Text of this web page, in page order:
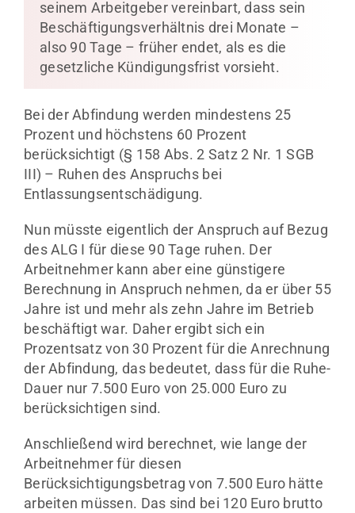
seinem Arbeitgeber vereinbart, dass sein
Beschäftigungsverhältnis drei Monate –
also 90 Tage – früher endet, als es die
gesetzliche Kündigungsfrist vorsieht.
Bei der Abfindung werden mindestens 25
Prozent und höchstens 60 Prozent
berücksichtigt (§ 158 Abs. 2 Satz 2 Nr. 1 SGB
III) – Ruhen des Anspruchs bei
Entlassungsentschädigung.
Nun müsste eigentlich der Anspruch auf Bezug
des ALG I für diese 90 Tage ruhen. Der
Arbeitnehmer kann aber eine günstigere
Berechnung in Anspruch nehmen, da er über 55
Jahre ist und mehr als zehn Jahre im Betrieb
beschäftigt war. Daher ergibt sich ein
Prozentsatz von 30 Prozent für die Anrechnung
der Abfindung, das bedeutet, dass für die Ruhe-
Dauer nur 7.500 Euro von 25.000 Euro zu
berücksichtigen sind.
Anschließend wird berechnet, wie lange der
Arbeitnehmer für diesen
Berücksichtigungsbetrag von 7.500 Euro hätte
arbeiten müssen. Das sind bei 120 Euro brutto